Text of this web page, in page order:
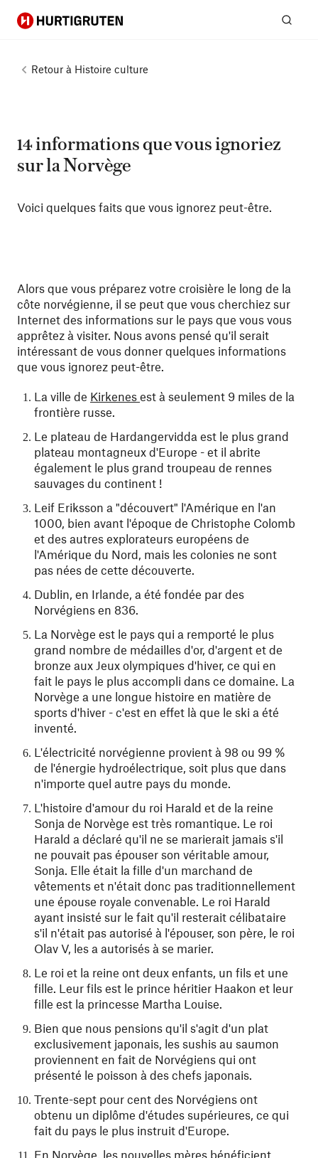
Hurtigruten
Retour à Histoire culture
14 informations que vous ignoriez
sur la Norvège
Voici quelques faits que vous ignorez peut-être.
Alors que vous préparez votre croisière le long de la
côte norvégienne, il se peut que vous cherchiez sur
Internet des informations sur le pays que vous vous
apprêtez à visiter. Nous avons pensé qu'il serait
intéressant de vous donner quelques informations
que vous ignorez peut-être.
La ville de Kirkenes est à seulement 9 miles de la
frontière russe.
Le plateau de Hardangervidda est le plus grand
plateau montagneux d'Europe - et il abrite
également le plus grand troupeau de rennes
sauvages du continent !
Leif Eriksson a "découvert" l'Amérique en l'an
1000, bien avant l'époque de Christophe Colomb
et des autres explorateurs européens de
l'Amérique du Nord, mais les colonies ne sont
pas nées de cette découverte.
Dublin, en Irlande, a été fondée par des
Norvégiens en 836.
La Norvège est le pays qui a remporté le plus
grand nombre de médailles d'or, d'argent et de
bronze aux Jeux olympiques d'hiver, ce qui en
fait le pays le plus accompli dans ce domaine. La
Norvège a une longue histoire en matière de
sports d'hiver - c'est en effet là que le ski a été
inventé.
L'électricité norvégienne provient à 98 ou 99 %
de l'énergie hydroélectrique, soit plus que dans
n'importe quel autre pays du monde.
L'histoire d'amour du roi Harald et de la reine
Sonja de Norvège est très romantique. Le roi
Harald a déclaré qu'il ne se marierait jamais s'il
ne pouvait pas épouser son véritable amour,
Sonja. Elle était la fille d'un marchand de
vêtements et n'était donc pas traditionnellement
une épouse royale convenable. Le roi Harald
ayant insisté sur le fait qu'il resterait célibataire
s'il n'était pas autorisé à l'épouser, son père, le roi
Olav V, les a autorisés à se marier.
Le roi et la reine ont deux enfants, un fils et une
fille. Leur fils est le prince héritier Haakon et leur
fille est la princesse Martha Louise.
Bien que nous pensions qu'il s'agit d'un plat
exclusivement japonais, les sushis au saumon
proviennent en fait de Norvégiens qui ont
présenté le poisson à des chefs japonais.
Trente-sept pour cent des Norvégiens ont
obtenu un diplôme d'études supérieures, ce qui
fait du pays le plus instruit d'Europe.
En Norvège, les nouvelles mères bénéficient